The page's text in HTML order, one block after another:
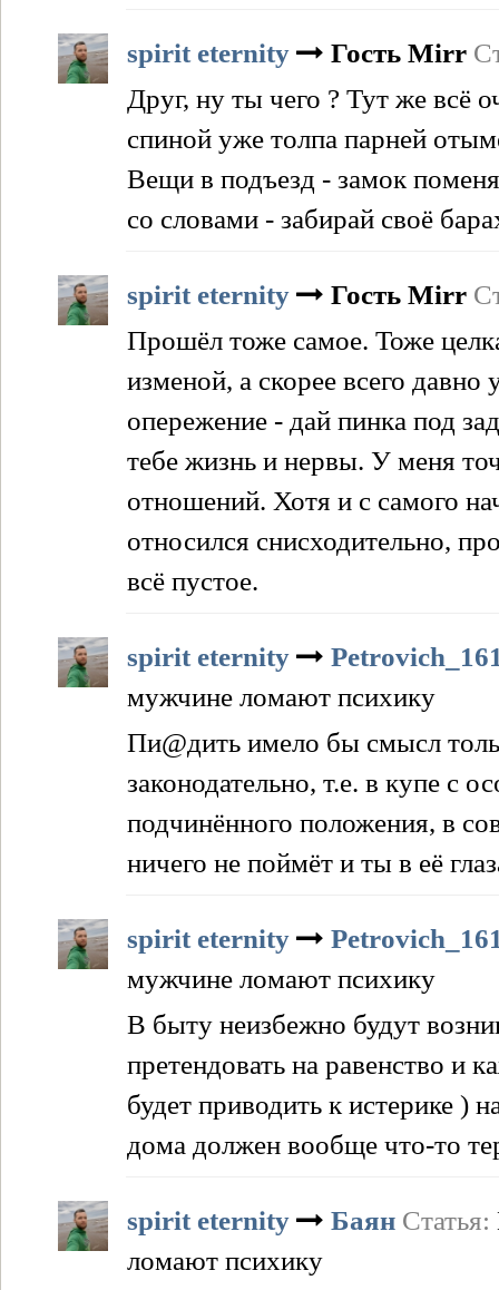
spirit eternity Гость Mirr
Друг, ну ты чего ? Тут же всё
спиной уже толпа парней
Вещи в подъезд - замок
со словами - забирай своё
spirit eternity Гость Mirr
Прошёл тоже самое. Тоже
изменой, а скорее всего
опережение - дай пинка под
тебе жизнь и нервы. У меня
отношений. Хотя и с самого
относился снисходительно,
всё пустое.
spirit eternity
мужчине ломают психику
Пи@дить имело бы смысл
законодательно, т.е. в купе с
подчинённого положения, в
ничего не поймёт и ты в её
spirit eternity
мужчине ломают психику
В быту неизбежно будут
претендовать на равенство и
будет приводить к истерике )
дома должен вообще что-то
spirit eternity Баян Статья:
ломают психику